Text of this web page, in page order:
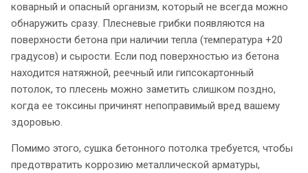
коварный и опасный организм, который не всегда можно
обнаружить сразу. Плесневые грибки появляются на
поверхности бетона при наличии тепла (температура +20
градусов) и сырости. Если под поверхностью из бетона
находится натяжной, реечный или гипсокартонный
потолок, то плесень можно заметить слишком поздно,
когда ее токсины причинят непоправимый вред вашему
здоровью.
Помимо этого, сушка бетонного потолка требуется, чтобы
предотвратить коррозию металлической арматуры,